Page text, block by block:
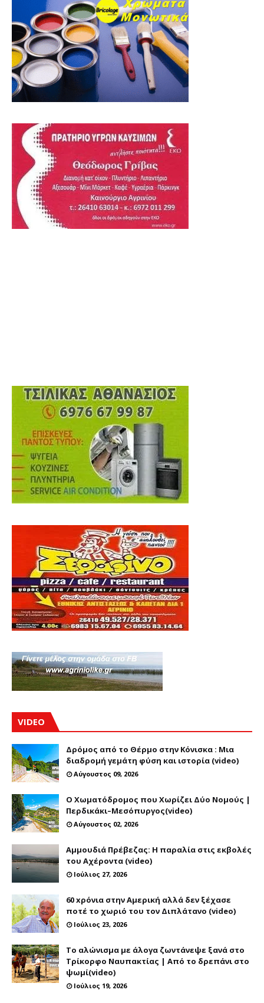
VIDEO
Δρόμος από το Θέρμο στην Κόνισκα : Μια
διαδρομή γεμάτη φύση και ιστορία (video)
Αύγουστος 09, 2026
Ο Χωματόδρομος που Χωρίζει Δύο Νομούς |
Περδικάκι–Μεσόπυργος(video)
Αύγουστος 02, 2026
Αμμουδιά Πρέβεζας: Η παραλία στις εκβολές
του Αχέροντα (video)
Ιούλιος 27, 2026
60 xρόνια στην Αμερική αλλά δεν ξέχασε
ποτέ το χωριό του τον Διπλάτανο (video)
Ιούλιος 23, 2026
Το αλώνισμα με άλογα ζωντάνεψε ξανά στο
Τρίκορφο Ναυπακτίας | Από το δρεπάνι στο
ψωμί(video)
Ιούλιος 19, 2026